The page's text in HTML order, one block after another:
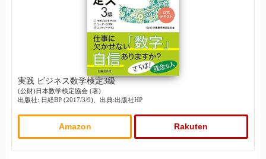
実践 ビジネス数学検定3級
(公財)日本数学検定協会 (著)
出版社: 日経BP (2017/3/9)、出典:出版社HP
Amazon Rakuten